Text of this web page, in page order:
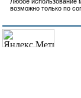
возможно только по